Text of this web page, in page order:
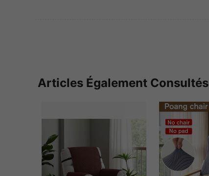
Articles Également Consultés